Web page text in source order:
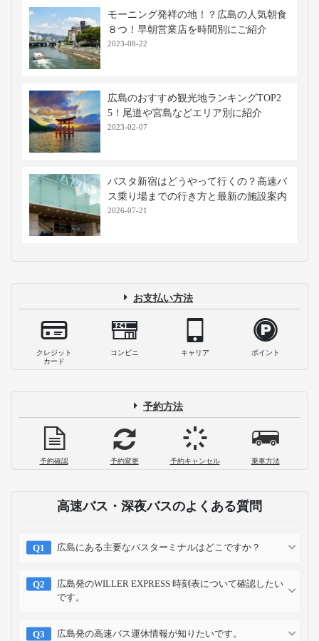
モーニング発祥の地！？広島の人気朝食
８つ！早朝営業店を時間別にご紹介
2023-08-22
広島のおすすめ観光地ランキングTOP2
5！尾道や宮島などエリア別に紹介
2023-02-07
バスタ新宿はどうやって行くの？高速バ
ス乗り場までの行き方と最新の施設案内
2026-07-21
お支払い方法
クレジット
カード
コンビニ キャリア ポイント
予約方法
予約確認 予約変更 予約キャンセル 乗車方法
高速バス・深夜バスのよくある質問
広島にある主要なバスターミナルはどこですか？
広島発のWILLER EXPRESS 時刻表について確認したい
です。
広島発の高速バス運休情報が知りたいです。